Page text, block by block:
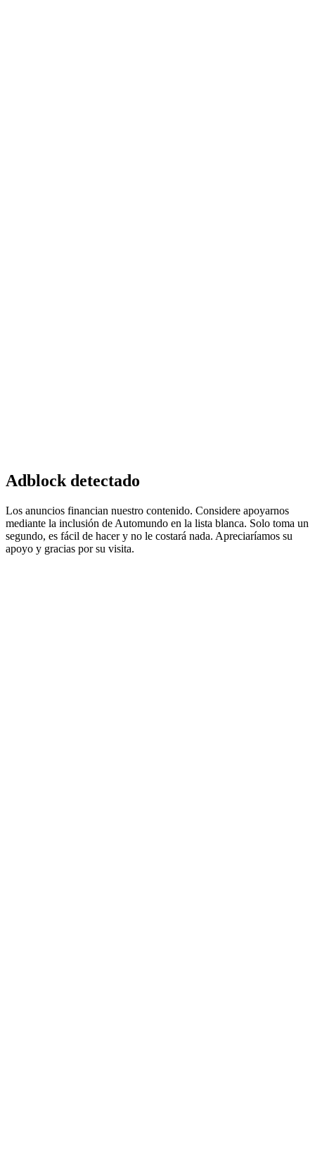
Adblock detectado
Los anuncios financian nuestro contenido. Considere apoyarnos
mediante la inclusión de Automundo en la lista blanca. Solo toma un
segundo, es fácil de hacer y no le costará nada. Apreciaríamos su
apoyo y gracias por su visita.